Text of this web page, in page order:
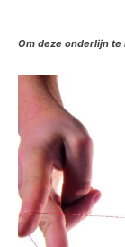
Om deze onderlijn